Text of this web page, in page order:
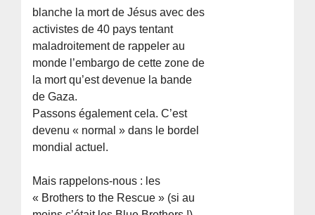
blanche la mort de Jésus avec des
activistes de 40 pays tentant
maladroitement de rappeler au
monde l’embargo de cette zone de
la mort qu’est devenue la bande
de Gaza.
Passons également cela. C’est
devenu « normal » dans le bordel
mondial actuel.
Mais rappelons-nous : les
« Brothers to the Rescue » (si au